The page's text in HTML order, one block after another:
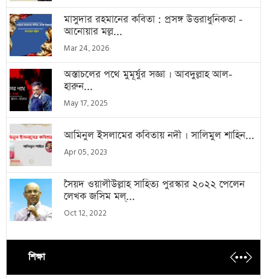
মাসুদার রহমানের কবিতা : প্রসঙ্গ উত্তরাধুনিকতা -
আনোয়ার মল্ল...
Mar 24, 2026
অস্তাচলের পথে মুমূর্ষুর সজ্ঞা । আবদুল্লাহ আল-
হারুন...
May 17, 2025
আমিনুল ইসলামের কবিতায় নদী । সালিমুল শাহিন...
Apr 05, 2023
সৈয়দ ওয়ালীউল্লাহ সাহিত্য পুরস্কার ২০২২ পেলেন
লেখক জসিম মল্...
Oct 12, 2022
শিক্ষা